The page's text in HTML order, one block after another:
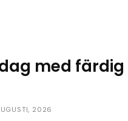
med färdig
2026